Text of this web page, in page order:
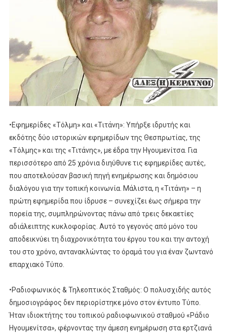
•Εφημερίδες «Τόλμη» και «Τιτάνη»: Υπήρξε ιδρυτής και
εκδότης δύο ιστορικών εφημερίδων της Θεσπρωτίας, της
«Τόλμης» και της «Τιτάνης», με έδρα την Ηγουμενίτσα. Για
περισσότερο από 25 χρόνια διηύθυνε τις εφημερίδες αυτές,
που αποτελούσαν βασική πηγή ενημέρωσης και δημόσιου
διαλόγου για την τοπική κοινωνία. Μάλιστα, η «Τιτάνη» – η
πρώτη εφημερίδα που ίδρυσε – συνεχίζει έως σήμερα την
πορεία της, συμπληρώνοντας πάνω από τρεις δεκαετίες
αδιάλειπτης κυκλοφορίας. Αυτό το γεγονός από μόνο του
αποδεικνύει τη διαχρονικότητα του έργου του και την αντοχή
του στο χρόνο, αντανακλώντας το όραμά του για έναν ζωντανό
επαρχιακό Τύπο.
•Ραδιοφωνικός & Τηλεοπτικός Σταθμός: Ο πολυσχιδής αυτός
δημοσιογράφος δεν περιορίστηκε μόνο στον έντυπο Τύπο.
Ήταν ιδιοκτήτης του τοπικού ραδιοφωνικού σταθμού «Ράδιο
Ηγουμενίτσα», φέρνοντας την άμεση ενημέρωση στα ερτζιανά